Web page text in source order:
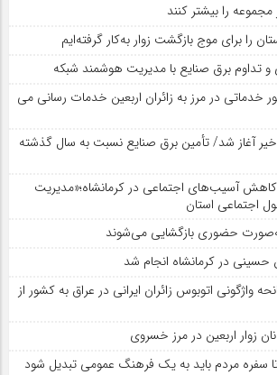
را بیشتر کنند
را برای موج بازگشت زوار به‌کار گرفته‌ایم
برق صنایع با مدیریت هوشمند شبکه
خدماتی در مرز به زائران اربعین خدمات رسانی می
آغاز شد/ تأمین برق صنایع نسبت به سال گذشته
کاهش آسیب‌های اجتماعی در کرمانشاه؛«مدیریت
اجتماعی استان
حضوری بازگشایی می‌شوند
حسینی در کرمانشاه انجام شد
سانحه واژگونی اتوبوس زائران ایرانی در عراق به کشور از
زوار اربعین در مرز خسروی
تا سفره مردم باید به یک فرهنگ عمومی تبدیل شود